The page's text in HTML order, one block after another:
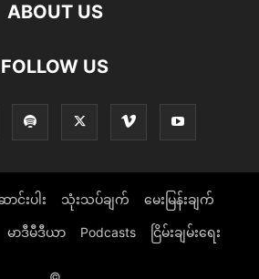
ABOUT US
FOLLOW US
ာင်းပါး သုံးသပ်ချက် မေးမြန်းချက်
မာဒီမီဒီယာ Podcasts ငြိမ်းချမ်းရေး